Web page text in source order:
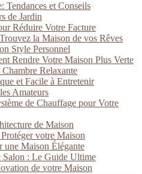
Tendances et Conseils
de Jardin
Réduire Votre Facture
la Maison de vos Rêves
Style Personnel
Rendre Votre Maison Plus Verte
Relaxante
et Facile à Entretenir
Amateurs
de Chauffage pour Votre
de Maison
votre Maison
une Maison Élégante
Salon : Le Guide Ultime
de votre Maison